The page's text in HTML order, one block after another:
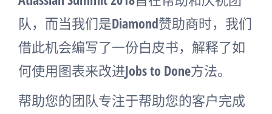
队，而当我们是Diamond赞助商时，我们
借此机会编写了一份白皮书，解释了如
何使用图表来改进Jobs to Done方法。
帮助您的团队专注于帮助您的客户完成